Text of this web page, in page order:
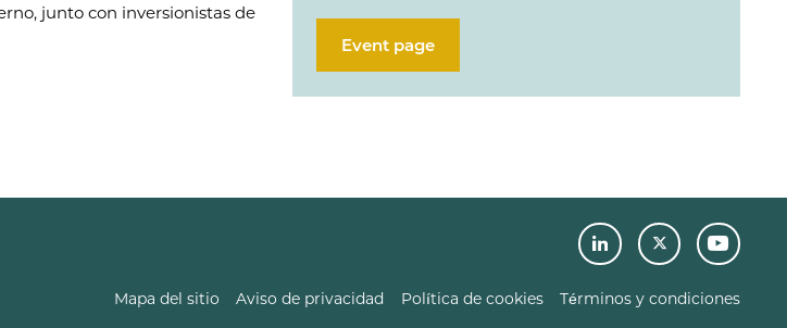
junto con inversionistas de
Event page
Mapa del sitio Aviso de privacidad Política de cookies Términos y condiciones